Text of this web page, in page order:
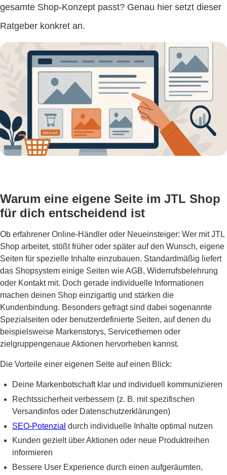
gesamte Shop-Konzept passt? Genau hier setzt dieser
Ratgeber konkret an.
Warum eine eigene Seite im JTL Shop
für dich entscheidend ist
Ob erfahrener Online-Händler oder Neueinsteiger: Wer mit JTL
Shop arbeitet, stößt früher oder später auf den Wunsch, eigene
Seiten für spezielle Inhalte einzubauen. Standardmäßig liefert
das Shopsystem einige Seiten wie AGB, Widerrufsbelehrung
oder Kontakt mit. Doch gerade individuelle Informationen
machen deinen Shop einzigartig und stärken die
Kundenbindung. Besonders gefragt sind dabei sogenannte
Spezialseiten oder benutzerdefinierte Seiten, auf denen du
beispielsweise Markenstorys, Servicethemen oder
zielgruppengenaue Aktionen hervorheben kannst.
Die Vorteile einer eigenen Seite auf einen Blick:
Deine Markenbotschaft klar und individuell kommunizieren
Rechtssicherheit verbessern (z. B. mit spezifischen
Versandinfos oder Datenschutzerklärungen)
SEO-Potenzial durch individuelle Inhalte optimal nutzen
Kunden gezielt über Aktionen oder neue Produktreihen
informieren
Bessere User Experience durch einen aufgeräumten,